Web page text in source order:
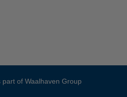
part of Waalhaven Group